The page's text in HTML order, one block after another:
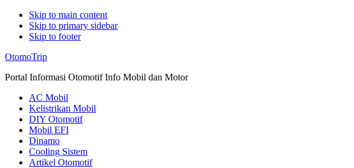
Skip to main content
Skip to primary sidebar
Skip to footer
Additional
menu
OtomoTrip
Portal Informasi Otomotif Info Mobil dan Motor
AC Mobil
Kelistrikan Mobil
DIY Otomotif
Mobil EFI
Dinamo
Cooling Sistem
Artikel Otomotif